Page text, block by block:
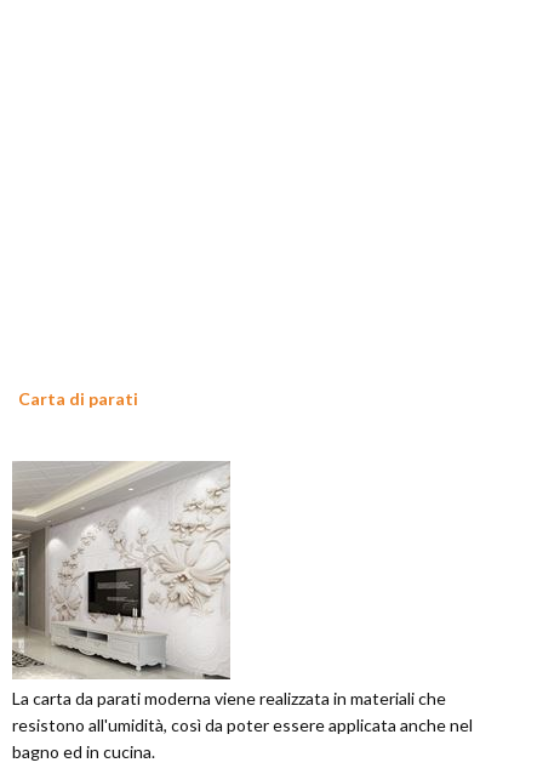
Carta di parati
La carta da parati moderna viene realizzata in materiali che
resistono all'umidità, così da poter essere applicata anche nel
bagno ed in cucina.